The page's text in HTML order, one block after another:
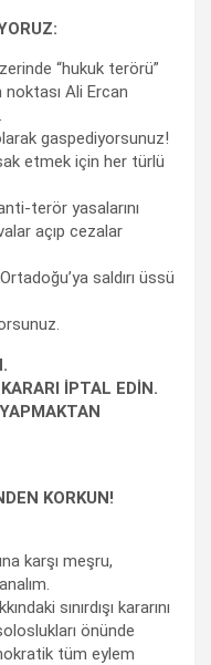
“hukuk terörü”
Ali Ercan
gaspediyorsunuz!
etmek için her türlü
terör yasalarını
açıp cezalar
saldırı üssü
İPTAL EDİN.
KORKUN!
karşı meşru,
sınırdışı kararını
önünde
tüm eylem